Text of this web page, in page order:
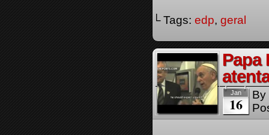
└ Tags: edp, geral
Papa
Jan
16
By